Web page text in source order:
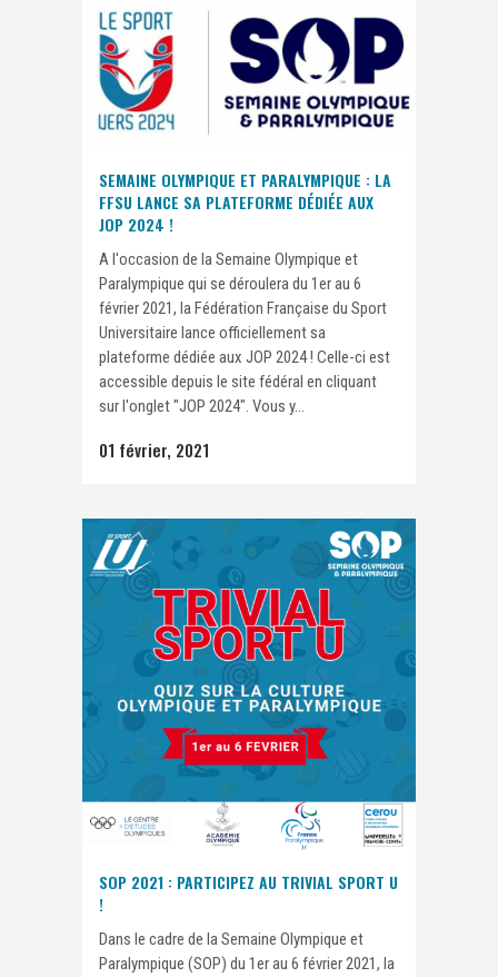
SEMAINE OLYMPIQUE ET PARALYMPIQUE : LA
FFSU LANCE SA PLATEFORME DÉDIÉE AUX
JOP 2024 !
A l'occasion de la Semaine Olympique et
Paralympique qui se déroulera du 1er au 6
février 2021, la Fédération Française du Sport
Universitaire lance officiellement sa
plateforme dédiée aux JOP 2024 ! Celle-ci est
accessible depuis le site fédéral en cliquant
sur l'onglet "JOP 2024". Vous y...
01 février, 2021
SOP 2021 : PARTICIPEZ AU TRIVIAL SPORT U
!
Dans le cadre de la Semaine Olympique et
Paralympique (SOP) du 1er au 6 février 2021, la